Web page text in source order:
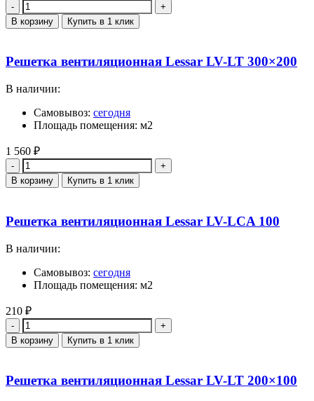
Количество
В корзину Купить в 1 клик
Решетка вентиляционная Lessar LV-LT 300×200
В наличии:
Самовывоз: сегодня
Площадь помещения: м2
1 560 ₽
Количество
В корзину Купить в 1 клик
Решетка вентиляционная Lessar LV-LCA 100
В наличии:
Самовывоз: сегодня
Площадь помещения: м2
210 ₽
Количество
В корзину Купить в 1 клик
Решетка вентиляционная Lessar LV-LT 200×100